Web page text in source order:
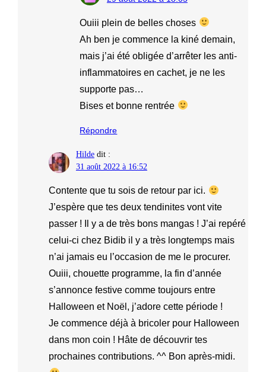
Ouiii plein de belles choses
Ah ben je commence la kiné demain,
mais j’ai été obligée d’arrêter les anti-
inflammatoires en cachet, je ne les
supporte pas…
Bises et bonne rentrée
Répondre
Hilde dit :
31 août 2022 à 16:52
Contente que tu sois de retour par ici.
J’espère que tes deux tendinites vont vite
passer ! Il y a de très bons mangas ! J’ai repéré
celui-ci chez Bidib il y a très longtemps mais
n’ai jamais eu l’occasion de me le procurer.
Ouiii, chouette programme, la fin d’année
s’annonce festive comme toujours entre
Halloween et Noël, j’adore cette période !
Je commence déjà à bricoler pour Halloween
dans mon coin ! Hâte de découvrir tes
prochaines contributions. ^^ Bon après-midi.